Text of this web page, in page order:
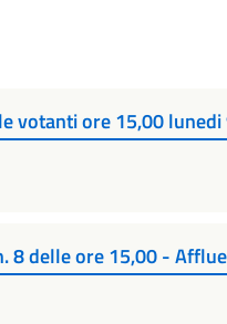
votanti ore 15,00
8 delle ore 15,00 -